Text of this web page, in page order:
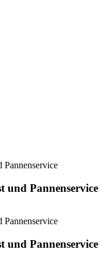
und Pannenservice
und Pannenservice